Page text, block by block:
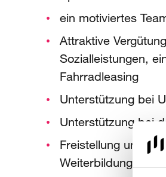
ein motiviertes
Attraktive
Sozialleistungen,
Fahrradleasing
Unterstützung bei
Unterstützung bei
Freistellung und